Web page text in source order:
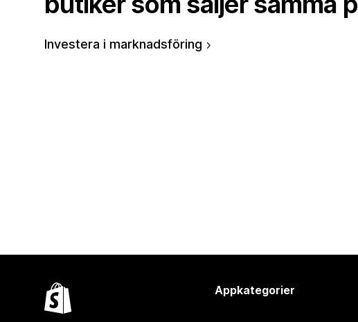
Investera i marknadsföring
Appkategorier